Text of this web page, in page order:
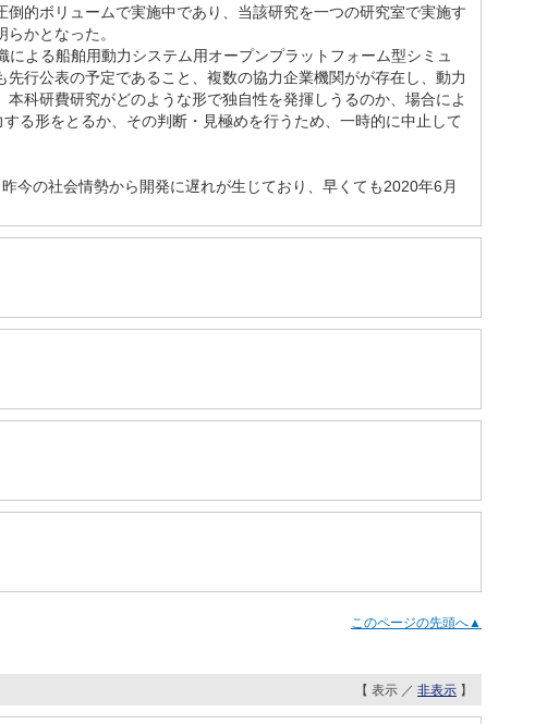
的ボリュームで実施中であり、当該研究を一つの研究室で実施す
かとなった。
よる船舶用動力システム用オープンプラットフォーム型シミュ
行公表の予定であること、複数の協力企業機関がが存在し、動力
科研費研究がどのような形で独自性を発揮しうるのか、場合によ
る形をとるか、その判断・見極めを行うため、一時的に中止して
今の社会情勢から開発に遅れが生じており、早くても2020年6月
このページの先頭へ▲
【 表示 ／ 非表示 】